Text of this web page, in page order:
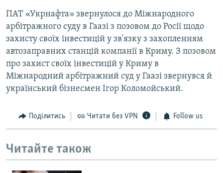
ПАТ «Укрнафта» звернулося до Міжнародного
арбітражного суду в Гаазі з позовом до Росії щодо
захисту своїх інвестицій у зв'язку з захопленням
автозаправних станцій компанії в Криму. З позовом
про захист своїх інвестицій у Криму в
Міжнародний арбітражний суд у Гаазі звернувся й
український бізнесмен Ігор Коломойський.
Поділитись Читати без VPN Follow us
Читайте також